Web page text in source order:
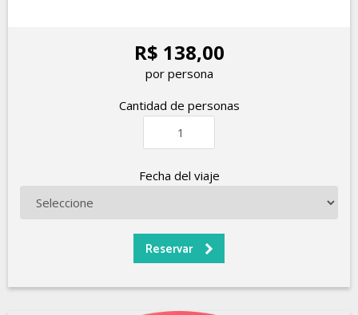
R$ 138,00
por persona
Cantidad de personas
Fecha del viaje